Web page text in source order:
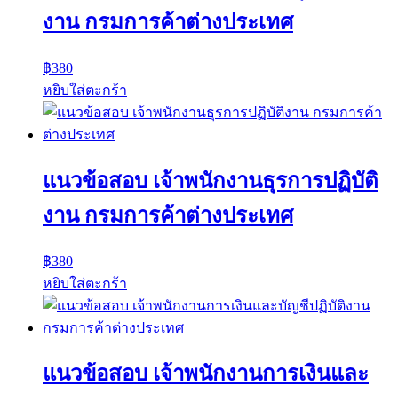
งาน กรมการค้าต่างประเทศ
฿380
หยิบใส่ตะกร้า
แนวข้อสอบ เจ้าพนักงานธุรการปฏิบัติ
งาน กรมการค้าต่างประเทศ
฿380
หยิบใส่ตะกร้า
แนวข้อสอบ เจ้าพนักงานการเงินและ